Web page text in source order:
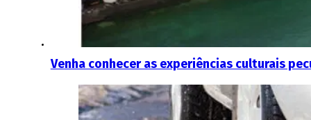
Venha conhecer as experiências culturais